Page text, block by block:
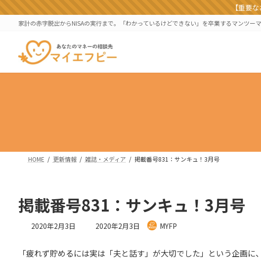
ン
ス
ビ
ン
【重要
家計の赤字脱出からNISAの実行まで。「わかっているけどできない」を卒業するマンツーマ
HOME 更新情報 雑誌・メディア 掲載番号831：サンキュ！3月号
掲載番号831：サンキュ！3月号
2020年2月3日
最
新
2020年2月3日 MYFP
「疲れず貯めるには実は「夫と話す」が大切でした」という企画に